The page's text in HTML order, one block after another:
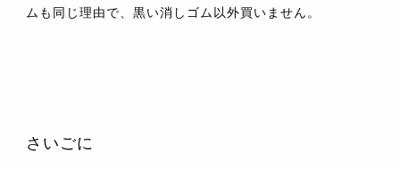
ムも同じ理由で、黒い消しゴム以外買いません。
さいごに